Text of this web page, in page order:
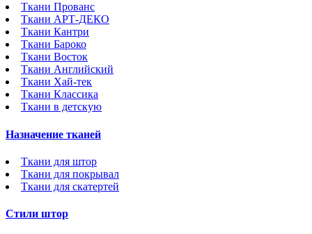
Ткани Прованс
Ткани АРТ-ДЕКО
Ткани Кантри
Ткани Бароко
Ткани Восток
Ткани Английский
Ткани Хай-тек
Ткани Классика
Ткани в детскую
Назначение тканей
Ткани для штор
Ткани для покрывал
Ткани для скатертей
Стили штор